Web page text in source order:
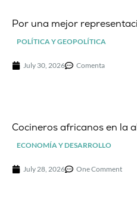
Por una mejor
POLÍTICA Y GEOPOLÍTICA
July 30, 2026 Comenta
Cocineros africanos en la
ECONOMÍA Y DESARROLLO
July 28, 2026 One Comment